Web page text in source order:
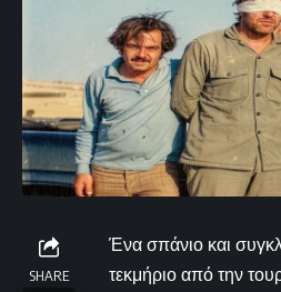
SHARE
Ένα σπάνιο και
τεκμήριο από την